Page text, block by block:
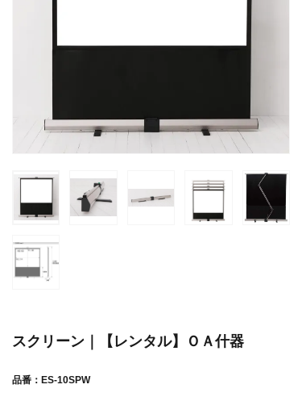
スクリーン｜【レンタル】ＯＡ什器
品番：ES-10SPW